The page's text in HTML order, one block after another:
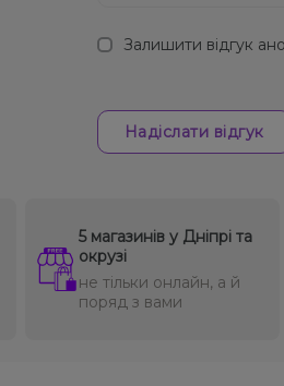
Залишити відгук
Надіслати відгук
5 магазинів у Дніпрі та
окрузі
не тільки онлайн, а й
поряд з вами